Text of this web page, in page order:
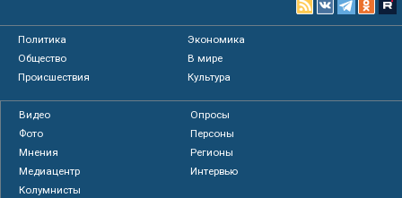
Политика
Экономика
Общество
В мире
Происшествия
Культура
Видео
Опросы
Фото
Персоны
Мнения
Регионы
Медиацентр
Интервью
Колумнисты